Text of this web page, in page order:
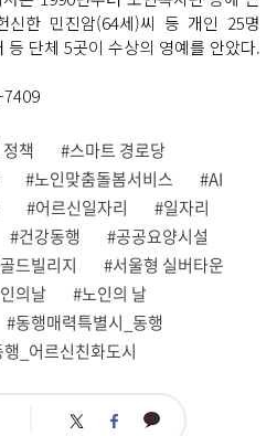
신한 민진암(64세)씨 등 개인 25명
단체 5곳이 수상의 영예를 안았다.
7409
책
#스마트 경로당
#노인맞춤돌봄서비스
#AI
#어르신일자리
#일자리
#건강동행
#공공요양시설
드빌리지
#서울형 실버타운
의날
#노인의 날
#동행매력특별시_동행
_어르신친화도시
트 페 카